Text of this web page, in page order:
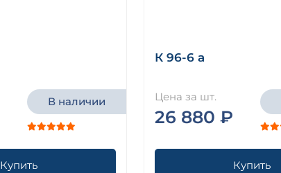
В наличии
Купить
К 96-6 а
Цена за шт.
26 880 ₽
Купить